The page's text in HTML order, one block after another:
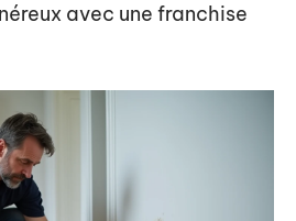
avec une franchise